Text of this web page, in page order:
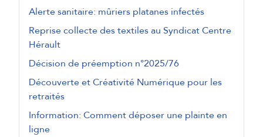
Alerte sanitaire: mûriers platanes infectés
Reprise collecte des textiles au Syndicat Centre
Hérault
Décision de préemption n°2025/76
Découverte et Créativité Numérique pour les
retraités
Information: Comment déposer une plainte en
ligne